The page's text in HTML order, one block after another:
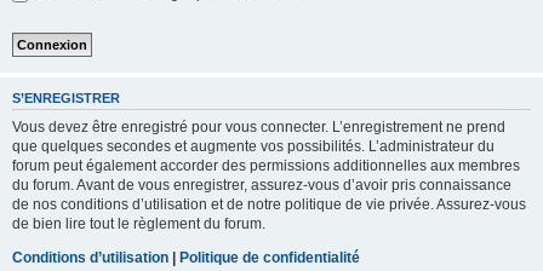
S’ENREGISTRER
Vous devez être enregistré pour vous connecter. L’enregistrement ne prend
que quelques secondes et augmente vos possibilités. L’administrateur du
forum peut également accorder des permissions additionnelles aux membres
du forum. Avant de vous enregistrer, assurez-vous d’avoir pris connaissance
de nos conditions d’utilisation et de notre politique de vie privée. Assurez-vous
de bien lire tout le règlement du forum.
Conditions d’utilisation | Politique de confidentialité